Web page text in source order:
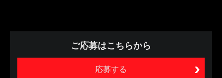
ご応募はこちらから
応募する